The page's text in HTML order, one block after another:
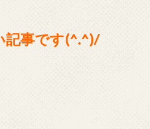
記事です(^.^)/